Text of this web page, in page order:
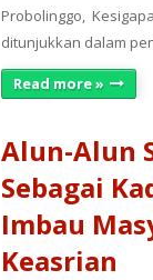
Probolinggo,
ditunjukkan dalam
Read more »
Alun-Alun
Sebagai
Imbau
Keasrian